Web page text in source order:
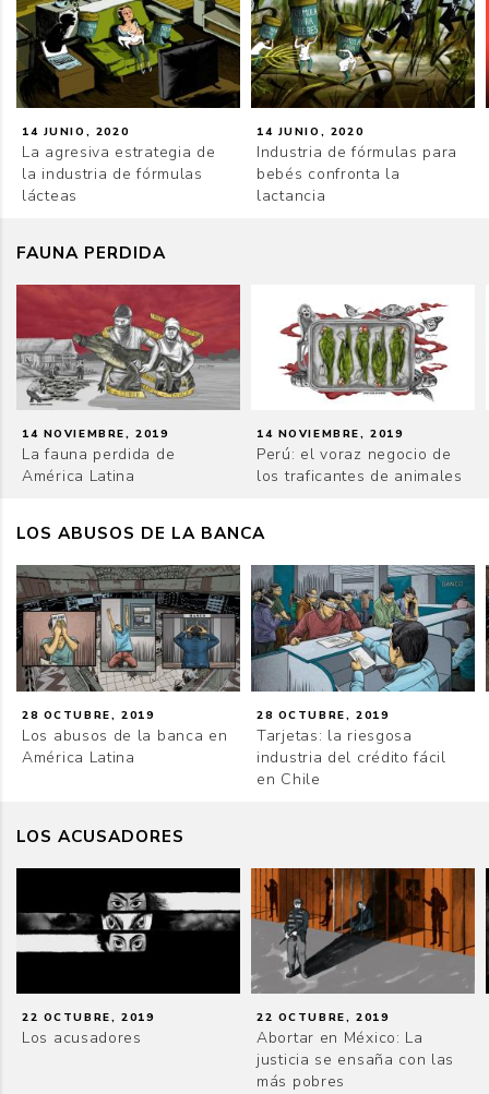
14 JUNIO, 2020
La agresiva estrategia de
la industria de fórmulas
lácteas
14 JUNIO, 2020
Industria de fórmulas para
bebés confronta la
lactancia
FAUNA PERDIDA
14 NOVIEMBRE, 2019
La fauna perdida de
América Latina
14 NOVIEMBRE, 2019
Perú: el voraz negocio de
los traficantes de animales
LOS ABUSOS DE LA BANCA
28 OCTUBRE, 2019
Los abusos de la banca en
América Latina
28 OCTUBRE, 2019
Tarjetas: la riesgosa
industria del crédito fácil
en Chile
LOS ACUSADORES
22 OCTUBRE, 2019
Los acusadores
22 OCTUBRE, 2019
Abortar en México: La
justicia se ensaña con las
más pobres